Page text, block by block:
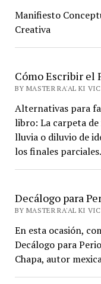
Manifiesto
Creativa
Cómo Escribir el
BY MASTER RA'AL KI
Alternativas para
libro: La carpeta de
lluvia o diluvio de
los finales parciales.
Decálogo para
BY MASTER RA'AL KI
En esta ocasión,
Decálogo para
Chapa, autor